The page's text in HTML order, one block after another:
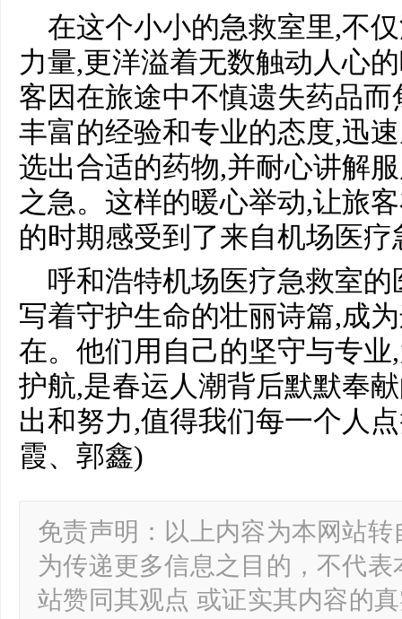
在这个小小的急救室里,不
力量,更洋溢着无数触动人心
客因在旅途中不慎遗失药品
丰富的经验和专业的态度,迅
选出合适的药物,并耐心讲解
之急。这样的暖心举动,让旅
的时期感受到了来自机场医
呼和浩特机场医疗急救室
写着守护生命的壮丽诗篇,成
在。他们用自己的坚守与专
护航,是春运人潮背后默默奉
出和努力,值得我们每一个人
霞、郭鑫)
免责声明：以上内容为本网站
为传递更多信息之目的，不代
站赞同其观点 或证实其内容的